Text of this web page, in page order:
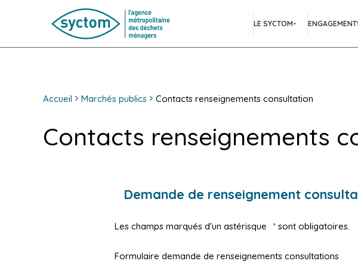
LE SYCTOM
Accueil Marchés publics Contacts renseignements consultation
Contacts renseignements
Demande de renseignement
Les champs marqués d'un astérisque * sont obligatoires.
Formulaire demande de renseignements consultations